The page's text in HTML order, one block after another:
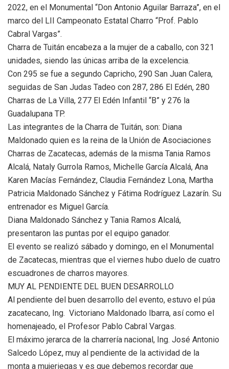
2022, en el Monumental “Don Antonio Aguilar Barraza”, en el
marco del LII Campeonato Estatal Charro “Prof. Pablo
Cabral Vargas”.
Charra de Tuitán encabeza a la mujer de a caballo, con 321
unidades, siendo las únicas arriba de la excelencia.
Con 295 se fue a segundo Capricho, 290 San Juan Calera,
seguidas de San Judas Tadeo con 287, 286 El Edén, 280
Charras de La Villa, 277 El Edén Infantil “B” y 276 la
Guadalupana TP.
Las integrantes de la Charra de Tuitán, son: Diana
Maldonado quien es la reina de la Unión de Asociaciones
Charras de Zacatecas, además de la misma Tania Ramos
Alcalá, Nataly Gurrola Ramos, Michelle García Alcalá, Ana
Karen Macías Fernández, Claudia Fernández Lona, Martha
Patricia Maldonado Sánchez y Fátima Rodríguez Lazarín. Su
entrenador es Miguel García.
Diana Maldonado Sánchez y Tania Ramos Alcalá,
presentaron las puntas por el equipo ganador.
El evento se realizó sábado y domingo, en el Monumental
de Zacatecas, mientras que el viernes hubo duelo de cuatro
escuadrones de charros mayores.
MUY AL PENDIENTE DEL BUEN DESARROLLO
Al pendiente del buen desarrollo del evento, estuvo el púa
zacatecano, Ing. Victoriano Maldonado Ibarra, así como el
homenajeado, el Profesor Pablo Cabral Vargas.
El máximo jerarca de la charrería nacional, Ing. José Antonio
Salcedo López, muy al pendiente de la actividad de la
monta a mujeriegas y es que debemos recordar que